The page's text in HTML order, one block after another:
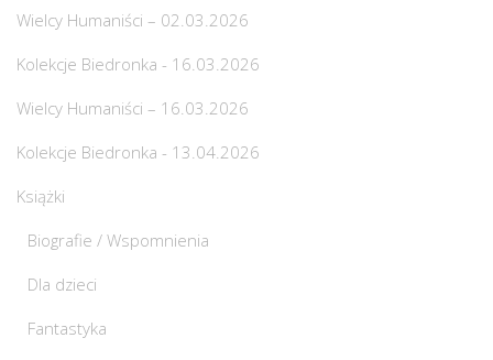
Wielcy Humaniści – 02.03.2026
Kolekcje Biedronka - 16.03.2026
Wielcy Humaniści – 16.03.2026
Kolekcje Biedronka - 13.04.2026
Książki
Biografie / Wspomnienia
Dla dzieci
Fantastyka